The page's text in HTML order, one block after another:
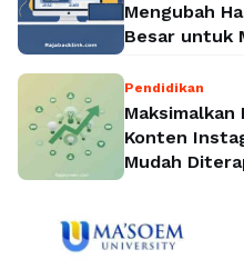
Mengubah
Besar untuk
Pendidikan
Konten
Mudah